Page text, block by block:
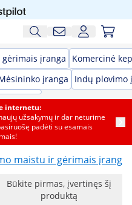
įranga
Komercinė
įranga Indų plovimo
internetu:
užsakymų ir dar neturime
padėti su esamais
maistu ir gėrimais įranga
Būkite pirmas, įvertinęs šį
produktą